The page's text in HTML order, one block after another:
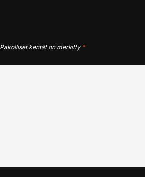
Pakolliset kentät on merkitty *